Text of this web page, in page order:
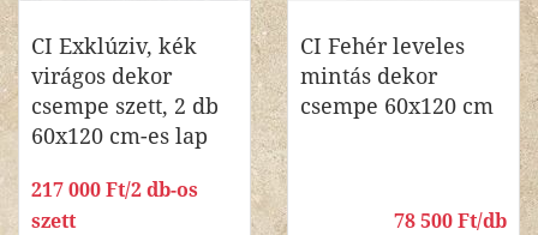
CI Exklúziv, kék
virágos dekor
csempe szett, 2 db
60x120 cm-es lap
217 000 Ft/2 db-os
szett
CI Fehér leveles
mintás dekor
csempe 60x120 cm
78 500 Ft/db